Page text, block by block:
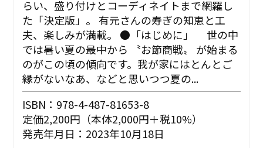
らい、盛り付けとコーディネイトまで網羅し
た「決定版」。 有元さんの寿ぎの知恵と工
夫、楽しみが満載。 ●「はじめに」 世の中
では暑い夏の最中から 〝お節商戦〟 が始まる
のがこの頃の傾向です。我が家にはとんとご
縁がないなあ、などと思いつつ夏の...
ISBN：978-4-487-81653-8
定価2,200円（本体2,000円＋税10%）
発売年月日：2023年10月18日